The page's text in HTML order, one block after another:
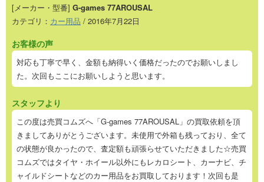
[メーカー・型番] G-games 77AROUSAL
カテゴリ： カー用品 / 2016年7月22日
お客様の声
対応も丁寧で早く、金額も納得いく価格だったのでお願いしまし
た。次回もここにお願いしようと思います。
スタッフより
この度は売買コムズへ「G-games 77AROUSAL」の買取依頼を頂
きましてありがとうございます。未使用で外箱も残っており、全て
の状態が良かったので、査定額も頑張らせていただきました☆売買
コムズではタイヤ・ホイール以外にもレカロシート、カーナビ、チ
ャイルドシートなどのカー用品をお買取しております！次回も是